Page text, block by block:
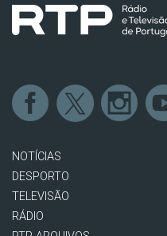
NOTÍCIAS
DESPORTO
TELEVISÃO
RÁDIO